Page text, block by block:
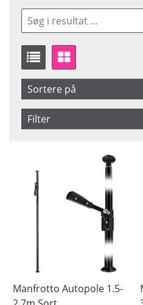
Sortere på
Inkl.
Filter
Pris
Manfrotto Autopole 1.5-